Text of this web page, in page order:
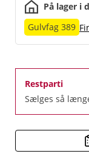
På lager i
Gulvfag 389
Restparti
Sælges så